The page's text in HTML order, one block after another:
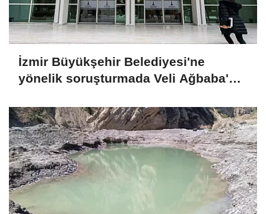
İzmir Büyükşehir Belediyesi'ne
yönelik soruşturmada Veli Ağbaba'nın